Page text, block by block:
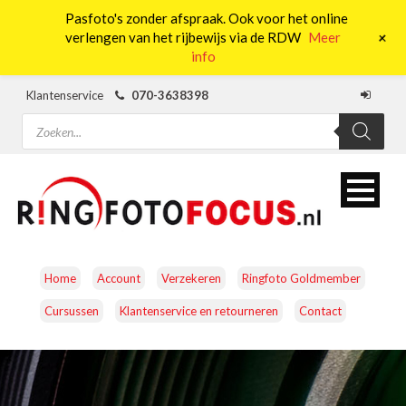
Klantenservice
070-3638398
Producten
zoeken
Home Account Verzekeren Ringfoto Goldmember
Cursussen Klantenservice en retourneren Contact
CAMERA’S OBJECTIEVEN ACCESSOIRES
Pasfoto's zonder afspraak. Ook voor het online
verlengen van het rijbewijs via de RDW Meer
info
+